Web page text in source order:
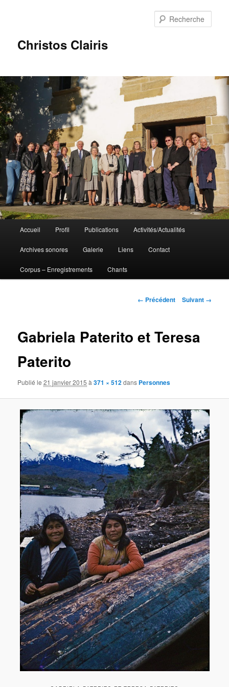
Christos Clairis
principal
Aller
au
contenu
Accueil Profil Publications Activités/Actualités
Archives sonores Galerie Liens Contact
Corpus – Enregistrements Chants
Navigation
← Précédent Suivant →
Gabriela Paterito et Teresa
Paterito
Publié le21 janvier 2015 à371 × 512dans Personnes